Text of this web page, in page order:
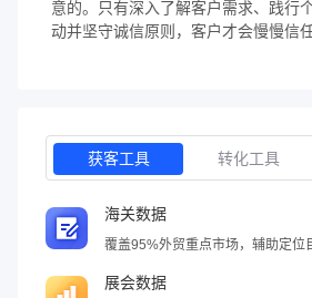
意的。只有深入了解客户需求、践行
动并坚守诚信原则，客户才会慢慢信
获客工具 转化工具
海关数据
覆盖95%外贸重点市场，辅助定位
展会数据